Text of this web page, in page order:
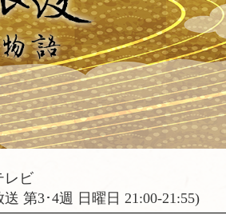
レビ
第3･4週 日曜日 21:00-21:55)